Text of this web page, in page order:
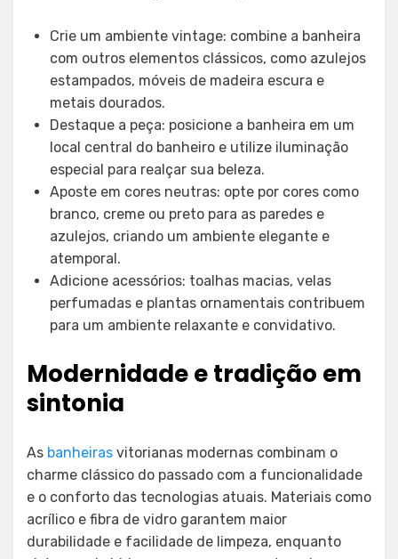
Crie um ambiente vintage: combine a banheira
com outros elementos clássicos, como azulejos
estampados, móveis de madeira escura e
metais dourados.
Destaque a peça: posicione a banheira em um
local central do banheiro e utilize iluminação
especial para realçar sua beleza.
Aposte em cores neutras: opte por cores como
branco, creme ou preto para as paredes e
azulejos, criando um ambiente elegante e
atemporal.
Adicione acessórios: toalhas macias, velas
perfumadas e plantas ornamentais contribuem
para um ambiente relaxante e convidativo.
Modernidade e tradição em
sintonia
As banheiras vitorianas modernas combinam o
charme clássico do passado com a funcionalidade
e o conforto das tecnologias atuais. Materiais como
acrílico e fibra de vidro garantem maior
durabilidade e facilidade de limpeza, enquanto